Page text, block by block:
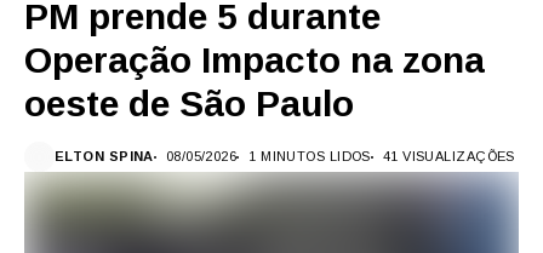
PM prende 5 durante
Operação Impacto na zona
oeste de São Paulo
ELTON SPINA 08/05/2026 1 MINUTOS LIDOS 41 VISUALIZAÇÕES